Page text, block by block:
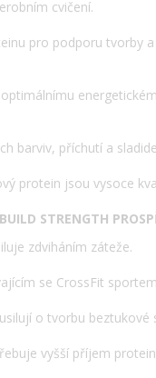
cvičení.
pro podporu tvorby
barviv, příchutí a
protein jsou vysoce
STRENGTH
zdviháním záteže.
se CrossFit
o tvorbu beztukové
vyšší příjem